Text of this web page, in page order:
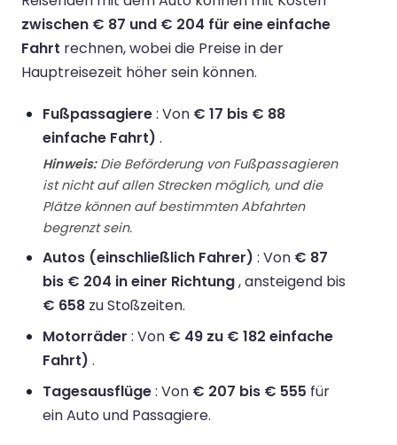
zwischen € 87 und € 204 für eine einfache
Fahrt rechnen, wobei die Preise in der
Hauptreisezeit höher sein können.
Fußpassagiere: Von € 17 bis € 88
einfache Fahrt) .
Hinweis:Die Beförderung von Fußpassagieren
ist nicht auf allen Strecken möglich, und die
Plätze können auf bestimmten Abfahrten
begrenzt sein.
Autos (einschließlich Fahrer) : Von € 87
bis € 204 in einer Richtung, ansteigend bis
€ 658 zu Stoßzeiten.
Motorräder : Von € 49 zu € 182 einfache
Fahrt) .
Tagesausflüge: Von € 207 bis € 555 für
ein Auto und Passagiere.